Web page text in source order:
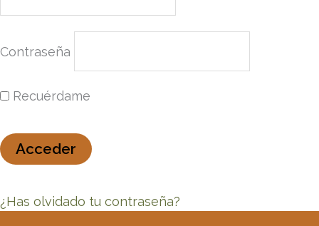
Contraseña
Recuérdame
¿Has olvidado tu contraseña?